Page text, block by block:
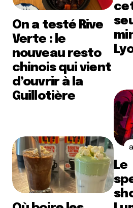
On a testé Rive
Verte : le
nouveau resto
chinois qui vient
d’ouvrir à la
Guillotière
Le